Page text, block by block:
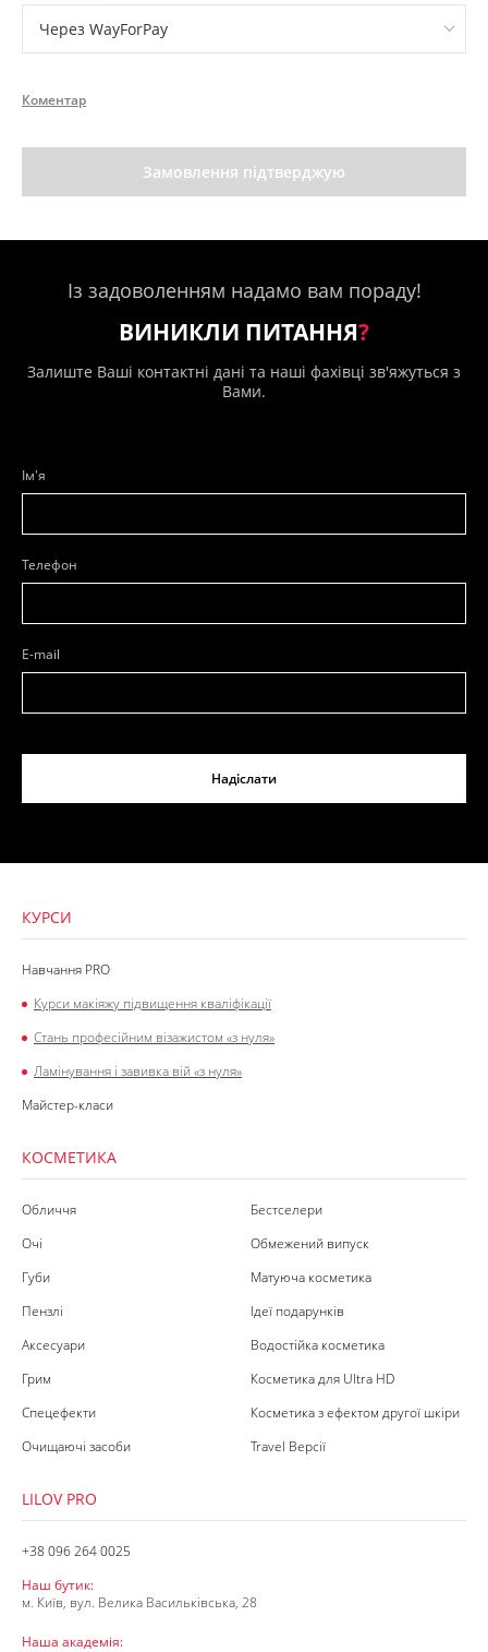
Через WayForPay
Коментар
Замовлення підтверджую
Із задоволенням надамо вам пораду!
ВИНИКЛИ ПИТАННЯ?
Залиште Ваші контактні дані та наші фахівці зв'яжуться з
Вами.
Ім'я
Телефон
E-mail
Надіслати
КУРСИ
Навчання PRO
Курси макіяжу підвищення кваліфікації
Стань професійним візажистом «з нуля»
Ламінування і завивка вій «з нуля»
Майстер-класи
КОСМЕТИКА
Обличчя
Очі
Губи
Пензлі
Аксесуари
Грим
Спецефекти
Очищаючі засоби
Бестселери
Обмежений випуск
Матуюча косметика
Ідеї подарунків
Водостійка косметика
Косметика для Ultra HD
Косметика з ефектом другої шкіри
Travel Версії
LILOV PRO
+38 096 264 0025
Наш бутик:
м. Київ, вул. Велика Васильківська, 28
Наша академія: